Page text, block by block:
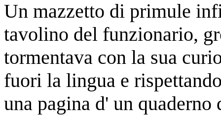
Un mazzetto di primule
tavolino del funzionario,
tormentava con la sua
fuori la lingua e
una pagina d' un